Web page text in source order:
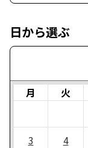
日から選ぶ
月 火
3
4